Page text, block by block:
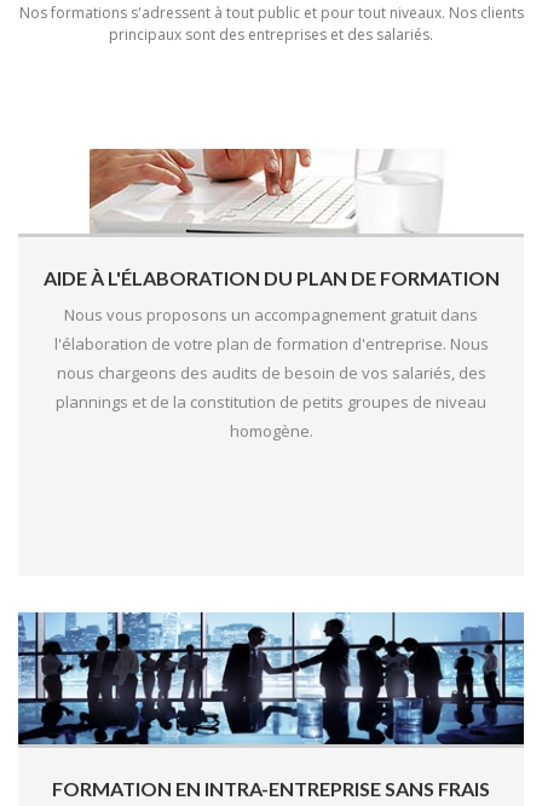
Nos formations s'adressent à tout public et pour tout niveaux. Nos clients
principaux sont des entreprises et des salariés.
AIDE À L'ÉLABORATION DU PLAN DE FORMATION
Nous vous proposons un accompagnement gratuit dans
l'élaboration de votre plan de formation d'entreprise. Nous
nous chargeons des audits de besoin de vos salariés, des
plannings et de la constitution de petits groupes de niveau
homogène.
FORMATION EN INTRA-ENTREPRISE SANS FRAIS